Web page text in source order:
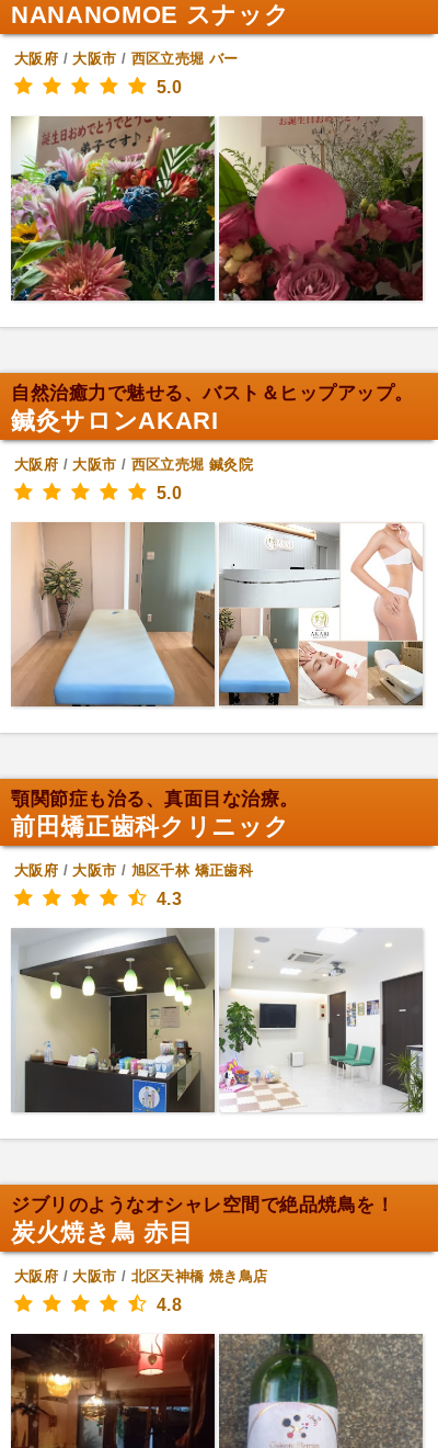
NANANOMOE スナック
大阪府 /大阪市 / 西区立売堀 バー
5.0
自然治癒力で魅せる、バスト＆ヒップアップ。
鍼灸サロンAKARI
大阪府 /大阪市 / 西区立売堀 鍼灸院
5.0
顎関節症も治る、真面目な治療。
前田矯正歯科クリニック
大阪府 /大阪市 / 旭区千林 矯正歯科
4.3
ジブリのようなオシャレ空間で絶品焼鳥を！
炭火焼き鳥 赤目
大阪府 /大阪市 / 北区天神橋 焼き鳥店
4.8